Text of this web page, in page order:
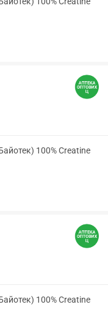
100% Creatine
100% Creatine